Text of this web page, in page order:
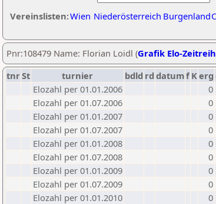
Vereinslisten:Wien Niederösterreich Burgenland
Pnr:108479 Name: Florian Loidl (Grafik Elo-
tnrSt turnier bdld rd datumf Kerg
Elozahl per 01.01.2006
0
Elozahl per 01.07.2006
0
Elozahl per 01.01.2007
0
Elozahl per 01.07.2007
0
Elozahl per 01.01.2008
0
Elozahl per 01.07.2008
0
Elozahl per 01.01.2009
0
Elozahl per 01.07.2009
0
Elozahl per 01.01.2010
0